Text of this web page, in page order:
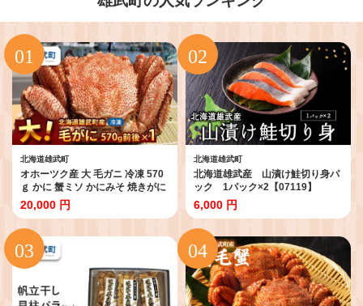
北海道雄武町
オホーツク産 大 毛ガニ 冷凍 570
ｇ かに 蟹ミソ かにみそ 焼きがに
かに鍋 北海道 ふるさと納税 雄武
雄武町【1240201】
20,000 円
北海道雄武町
北海道雄武産 山漬け鮭切り身パ
ック 1パック×2【07119】
6,000 円